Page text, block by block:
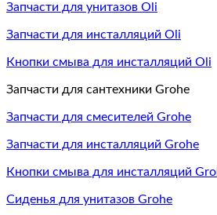
Запчасти для унитазов Oli
Запчасти для инсталляций Oli
Кнопки смыва для инсталляций Oli
Запчасти для сантехники Grohe
Запчасти для смесителей Grohe
Запчасти для инсталляций Grohe
Кнопки смыва для инсталляций
Сиденья для унитазов Grohe